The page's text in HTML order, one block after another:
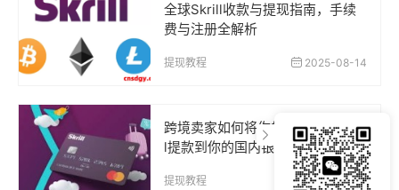
全球Skrill收款与提现指南，手续
费与注册全解析
提现教程 2025-08-14
跨境卖家如何将你的钱从你的Skril
l提款到你的国内银行账户?
提现教程 2025-04-02